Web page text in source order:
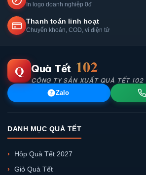
In logo doanh nghiệp 0đ
Thanh toán linh hoạt
Chuyển khoản, COD, ví điện tử
Q Quà Tết 102
CÔNG TY SẢN XUẤT QUÀ TẾT 102
Z Zalo
DANH MỤC QUÀ TẾT
Hộp Quà Tết 2027
Giỏ Quà Tết